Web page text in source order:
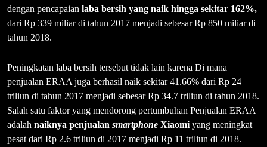
dengan pencapaian laba bersih yang naik hingga sekitar 162%,
dari Rp 339 miliar di tahun 2017 menjadi sebesar Rp 850 miliar di
tahun 2018.
Peningkatan laba bersih tersebut tidak lain karena Di mana
penjualan ERAA juga berhasil naik sekitar 41.66% dari Rp 24
triliun di tahun 2017 menjadi sebesar Rp 34.7 triliun di tahun 2018.
Salah satu faktor yang mendorong pertumbuhan Penjualan ERAA
adalah naiknya penjualan smartphone Xiaomi yang meningkat
pesat dari Rp 2.6 triliun di 2017 menjadi Rp 11 triliun di 2018.